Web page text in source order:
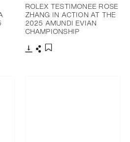
ROLEX TESTIMONEE ROSE
ZHANG IN ACTION AT THE
2025 AMUNDI EVIAN
CHAMPIONSHIP